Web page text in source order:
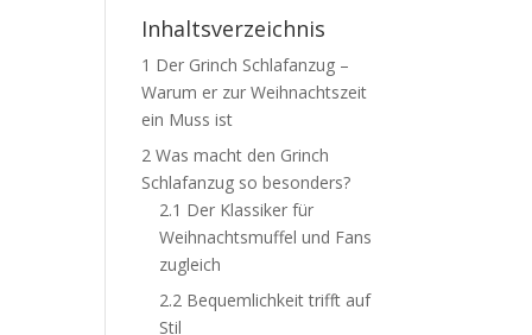
Inhaltsverzeichnis
1 Der Grinch Schlafanzug –
Warum er zur Weihnachtszeit
ein Muss ist
2 Was macht den Grinch
Schlafanzug so besonders?
2.1 Der Klassiker für
Weihnachtsmuffel und Fans
zugleich
2.2 Bequemlichkeit trifft auf
Stil